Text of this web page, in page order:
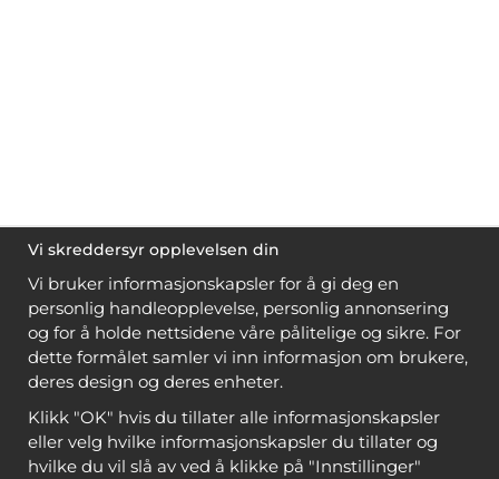
Vi skreddersyr opplevelsen din
Vi bruker informasjonskapsler for å gi deg en
personlig handleopplevelse, personlig annonsering
og for å holde nettsidene våre pålitelige og sikre. For
dette formålet samler vi inn informasjon om brukere,
deres design og deres enheter.
Klikk "OK" hvis du tillater alle informasjonskapsler
eller velg hvilke informasjonskapsler du tillater og
hvilke du vil slå av ved å klikke på "Innstillinger"